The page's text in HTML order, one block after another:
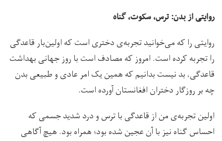
روایتی از بدن: ترس، سکوت، گناه
روایتی را که می‌خوانید تجربه‌ی دختری است که اولین‌بار قاعدگی
را تجربه کرده است. امروز که مصادف است با روز جهانی بهداشت
قاعدگی، بد نیست بدانیم که همین یک امر عادی و طبیعی بدن
چه بر روزگار دختران افغانستان آورده است.
اولین تجربه‌ی من از قاعدگی با ترس و درد شدید جسمی که
احساس گناه نیز با آن عجین شده بود؛ همراه بود. هیچ آگاهی